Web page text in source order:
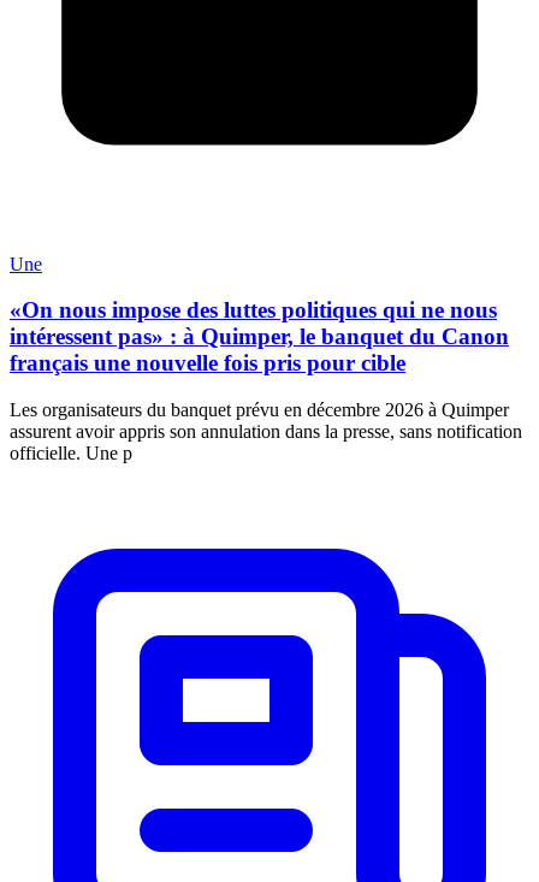
Une
«On nous impose des luttes politiques qui ne nous
intéressent pas» : à Quimper, le banquet du Canon
français une nouvelle fois pris pour cible
Les organisateurs du banquet prévu en décembre 2026 à Quimper
assurent avoir appris son annulation dans la presse, sans notification
officielle. Une p